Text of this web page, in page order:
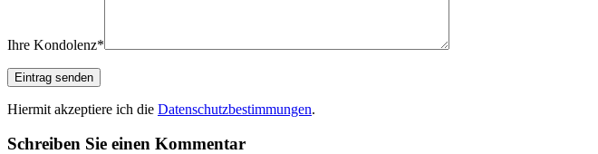
Ihre Kondolenz*
Hiermit akzeptiere ich die Datenschutzbestimmungen.
Schreiben Sie einen Kommentar